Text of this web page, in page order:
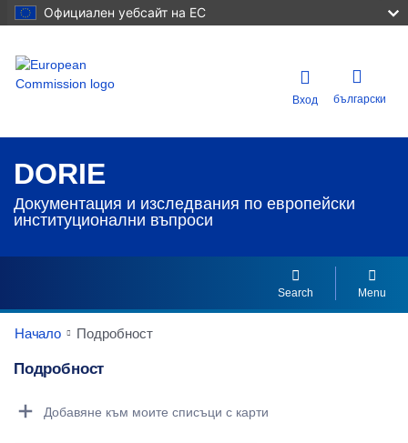
Официален уебсайт на ЕС
Вход български
DORIE
Документация и изследвания по европейски
институционални въпроси
Search Menu
Начало Подробност
Подробност
Добавяне към моите списъци с карти